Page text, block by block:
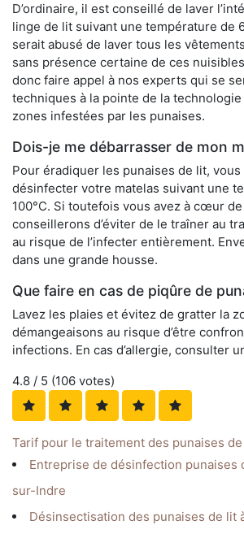
D’ordinaire, il est conseillé de laver
linge de lit suivant une température de
serait abusé de laver tous les
sans présence certaine de ces
donc faire appel à nos experts qui se
techniques à la pointe de la
zones infestées par les punaises.
Dois-je me débarrasser de mon
Pour éradiquer les punaises de lit, vous
désinfecter votre matelas suivant une
100°C. Si toutefois vous avez à cœur
conseillerons d’éviter de le traîner au
au risque de l’infecter entièrement.
dans une grande housse.
Que faire en cas de piqûre de
Lavez les plaies et évitez de gratter la
démangeaisons au risque d’être
infections. En cas d’allergie, consulter
4.8 / 5 (106 votes)
Tarif pour le traitement des punaises
Entreprise de désinfection punaises
sur-Indre
Désinsectisation des punaises de lit